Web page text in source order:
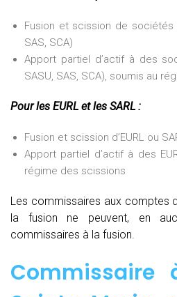
Fusion et scission de sociétés
SAS, SCA)
Apport partiel d’actif à des
SASU, SAS, SCA), soumis au
Pour les EURL et les SARL :
Fusion et scission d’EURL ou
Apport partiel d’actif à des
régime des scissions
Les commissaires aux comptes
la fusion ne peuvent, en
commissaires à la fusion.
Commissaire